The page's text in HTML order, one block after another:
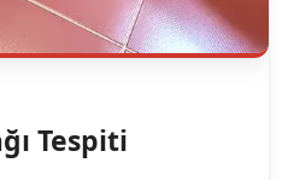
Tespiti